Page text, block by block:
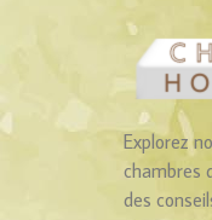
Explorez
chambres
des